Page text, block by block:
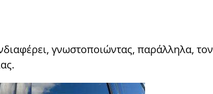
γνωστοποιώντας, παράλληλα, τον